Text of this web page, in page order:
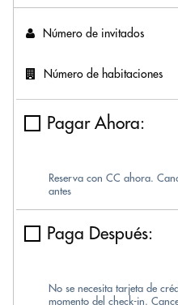
Número de invitados
Número de habitaciones
Pagar Ahora:
Reserva con CC ahora.
antes
Paga Después:
No se necesita tarjeta de
momento del check-in.